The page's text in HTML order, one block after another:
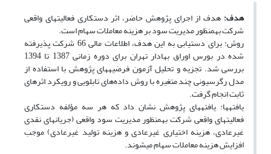
هدف:
هدف از اجرای پژوهش حاضر، اثر دستکاری فعالیت‎های واقعی
شرکت به‎منظور مدیریت سود بر هزینه معاملات سهام است.
روش: برای دستیابی به این هدف، اطلاعات مالی 66 شرکت پذیرفته
شده در بورس اوراق بهادار تهران برای دوره زمانی 1387 تا 1394
بررسی شد. تجزیه و تحلیل آزمون فرضیه‎های پژوهش با استفاده از
مدل رگرسیونی چند متغیره با روش داده‌های تابلویی و رویکرد اثرهای
ثابت انجام گرفت.
یافته‎ها: یافته‎های پژوهش نشان داد که هر سه مؤلفه دستکاری
فعالیت‎های واقعی شرکت به‎منظور مدیریت سود واقعی (جریان‎های نقدی
غیرعادی، هزینه اختیاری غیرعادی و هزینه تولید غیرعادی) موجب
افزایش هزینه معاملات سهام می‎شوند.